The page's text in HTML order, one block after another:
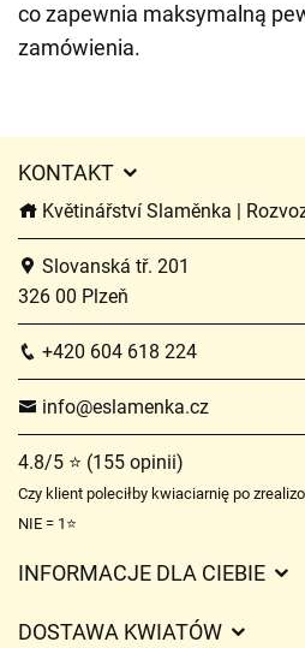
co zapewnia maksymalną
zamówienia.
KONTAKT
Květinářství Slaměnka |
Slovanská tř. 201
326 00 Plzeň
+420 604 618 224
info@eslamenka.cz
4.8/5 ⭐ (155 opinii)
Czy klient poleciłby kwiaciarnię po
NIE = 1⭐
INFORMACJE DLA CIEBIE
DOSTAWA KWIATÓW